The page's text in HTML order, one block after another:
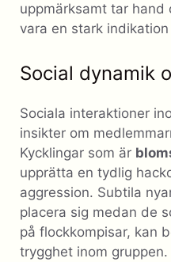
uppmärksamt tar hand
vara en stark
Social dynamik
Sociala interaktioner
insikter om
Kycklingar som är
upprätta en tydlig
aggression. Subtila
placera sig medan de
på flockkompisar, kan
trygghet inom